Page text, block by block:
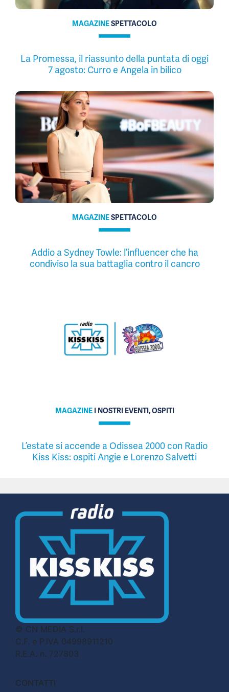
MAGAZINESPETTACOLO
La Promessa, il riassunto della puntata di oggi
7 agosto: Curro e Angela in bilico
MAGAZINESPETTACOLO
Addio a Sydney Towle: l’influencer che ha
condiviso la sua battaglia contro il cancro
MAGAZINE I NOSTRI EVENTI, OSPITI
L’estate si accende a Odissea 2000 con Radio
Kiss Kiss: ospiti Angie e Lorenzo Salvetti
© CN MEDIA S.r.l.
C.F. e P.IVA 04998911210
R.E.A. n. 727803
CONTATTI